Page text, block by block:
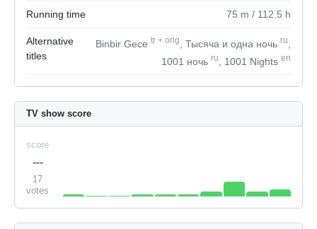
Running time 75 m / 112.5 h
Alternative
titles
Binbir Gece tr + orig , Тысяча и одна ночь ru
1001 ночь ru , 1001 Nights en
TV show score
score
---
17
votes